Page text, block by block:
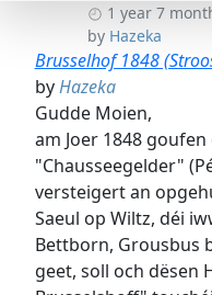
1 year 7
by Hazeka
Brusselhof 1848
byHazeka
Gudde Moien,
am Joer 1848
"Chausseegelder"
versteigert an
Saeul op Wiltz, déi
Bettborn, Grousbus
geet, soll och dësen